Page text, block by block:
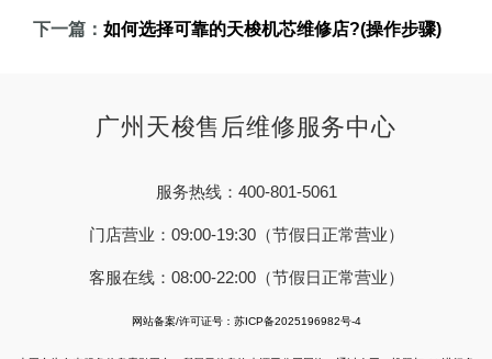
下一篇：如何选择可靠的天梭机芯维修店?(操作步骤)
广州天梭售后维修服务中心
服务热线：400-801-5061
门店营业：09:00-19:30（节假日正常营业）
客服在线：08:00-22:00（节假日正常营业）
网站备案/许可证号：苏ICP备2025196982号-4